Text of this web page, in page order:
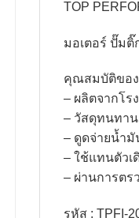
TOP
มอเตอร์ ปั๊ม
คุณสมบัติของ
– ผลิตจากโ
– วัสดุทนทา
– ดูดจ่ายน้ำมั
– ใช้แทนตัวเ
– ผ่านการตร
รหัส : TPFI-